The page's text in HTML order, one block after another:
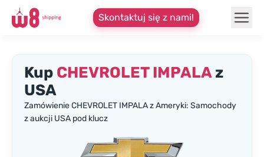
Skontaktuj się z nami!
Kup CHEVROLET IMPALAz
USA
Zamówienie CHEVROLET IMPALA z Ameryki: Samochody
z aukcji USA pod klucz